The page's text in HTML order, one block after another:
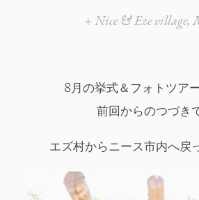
Wedding photo
About
+ Nice & Eze village
8月の挙式＆フォトツア
前回からのつづき
エズ村からニース市内へ戻